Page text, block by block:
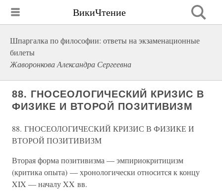
ВикиЧтение
Шпаргалка по философии: ответы на экзаменационные
билеты
Жаворонкова Александра Сергеевна
88. ГНОСЕОЛОГИЧЕСКИЙ КРИЗИС В
ФИЗИКЕ И ВТОРОЙ ПОЗИТИВИЗМ
88. ГНОСЕОЛОГИЧЕСКИЙ КРИЗИС В ФИЗИКЕ И
ВТОРОЙ ПОЗИТИВИЗМ
Вторая форма позитивизма — эмпириокритицизм
(критика опыта) — хронологически относится к концу
XIX — началу XX вв.